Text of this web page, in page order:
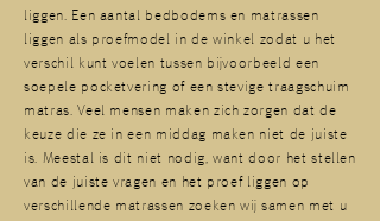
liggen. Een aantal bedbodems en matrassen
liggen als proefmodel in de winkel zodat u het
verschil kunt voelen tussen bijvoorbeeld een
soepele pocketvering of een stevige traagschuim
matras. Veel mensen maken zich zorgen dat de
keuze die ze in een middag maken niet de juiste
is. Meestal is dit niet nodig, want door het stellen
van de juiste vragen en het proef liggen op
verschillende matrassen zoeken wij samen met u